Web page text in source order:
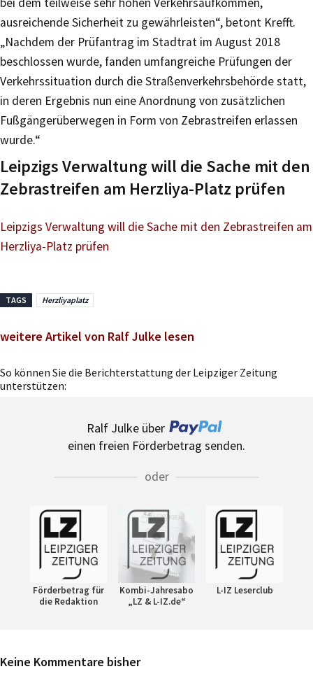
ausreichende Sicherheit zu gewährleisten“, betont Krefft.
„Nachdem der Prüfantrag im Stadtrat im August 2018
beschlossen wurde, fanden umfangreiche Prüfungen der
Verkehrssituation durch die Straßenverkehrsbehörde statt,
in deren Ergebnis nun eine Anordnung von zusätzlichen
Fußgängerüberwegen in Form von Zebrastreifen erlassen
wurde.“
Leipzigs Verwaltung will die Sache mit den
Zebrastreifen am Herzliya-Platz prüfen
Leipzigs Verwaltung will die Sache mit den Zebrastreifen am
Herzliya-Platz prüfen
TAGS Herzliyaplatz
weitere Artikel von Ralf Julke lesen
So können Sie die Berichterstattung der Leipziger Zeitung
unterstützen:
Ralf Julke über
einen freien Förderbetrag senden.
oder
Förderbetrag für
die Redaktion
Kombi-Jahresabo
„LZ & L-IZ.de“
L-IZ Leserclub
Keine Kommentare bisher